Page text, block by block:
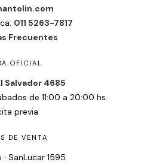
011 5263-7817
Frecuentes
OFICIAL
Salvador 4685
de 11:00 a 20:00 hs.
previa
DE VENTA
SanLucar 1595